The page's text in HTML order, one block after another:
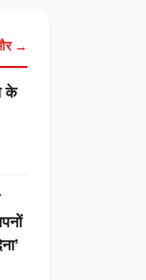
→
के